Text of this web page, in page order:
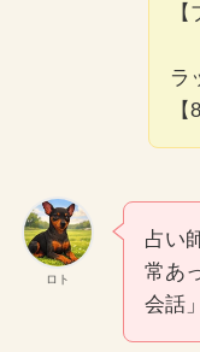
ラ
【
ロト
占い
常あ
会話